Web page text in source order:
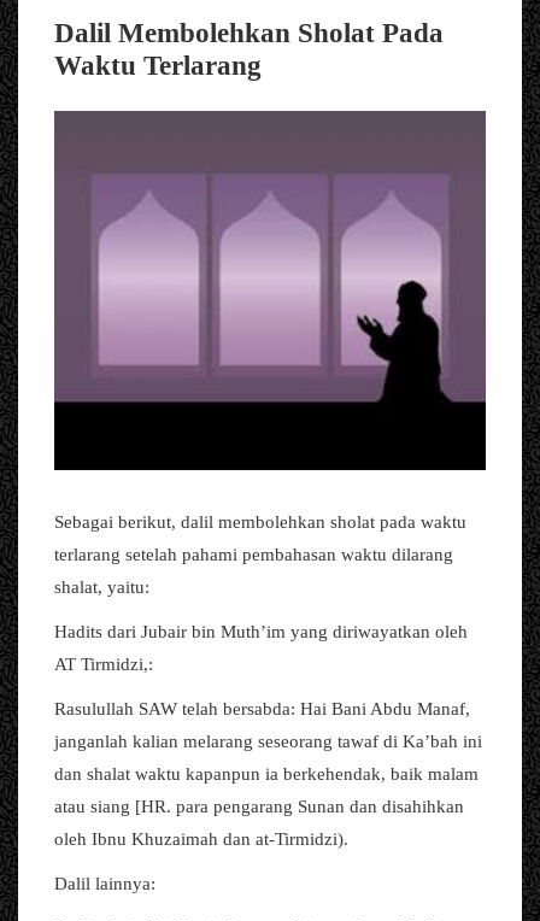
Dalil Membolehkan Sholat Pada
Waktu Terlarang
Sebagai berikut, dalil membolehkan sholat pada waktu
terlarang setelah pahami pembahasan waktu dilarang
shalat, yaitu:
Hadits dari Jubair bin Muth’im yang diriwayatkan oleh
AT Tirmidzi,:
Rasulullah SAW telah bersabda: Hai Bani Abdu Manaf,
janganlah kalian melarang seseorang tawaf di Ka’bah ini
dan shalat waktu kapanpun ia berkehendak, baik malam
atau siang [HR. para pengarang Sunan dan disahihkan
oleh Ibnu Khuzaimah dan at-Tirmidzi).
Dalil lainnya: